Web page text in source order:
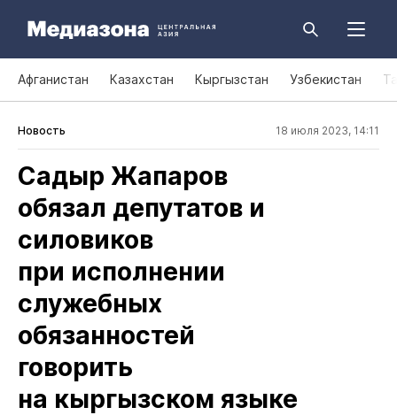
Афганистан Казахстан Кыргызстан Узбекистан
Новость 18 июля 2023, 14:11
Садыр Жапаров
обязал депутатов и
силовиков
при исполнении
служебных
обязанностей
говорить
на кыргызском языке